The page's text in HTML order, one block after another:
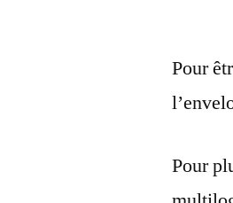
Pour
Pour